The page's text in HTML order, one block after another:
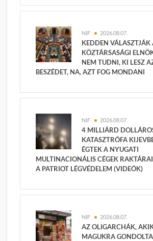
NIF 2026.08.07.
KEDDEN VÁLASZTJÁK
KÖZTÁRSASÁGI
NEM TUDNI, KI LESZ
BESZÉDET, NA, AZT FOG MONDANI
NIF 2026.08.07.
4 MILLIÁRD
KATASZTRÓFA
ÉGTEK A NYUGATI
MULTINACIONÁLIS CÉGEK
A PATRIOT LÉGVÉDELEM (VIDEÓK)
NIF 2026.08.07.
AZ OLIGARCHÁK,
MAGUKRA